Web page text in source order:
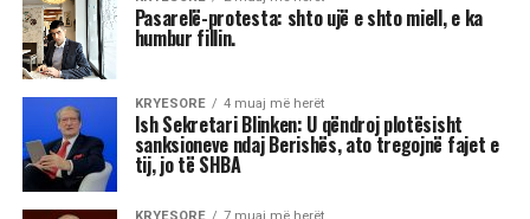
Astrologjia tregon se disa shenja të zodiakut
janë më të prirura të përjetojnë xhelozi, për
shkak të pasigurisë, krenarisë ose nevojës së
fortë për njohje.